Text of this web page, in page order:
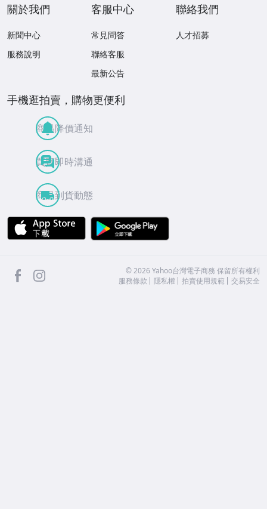
關於我們
新聞中心
服務說明
客服中心
常見問答
聯絡客服
最新公告
聯絡我們
人才招募
手機逛拍賣，購物更便利
商品降價通知
買賣即時溝通
商品到貨動態
APP Store
facebook ©2026 Yahoo台灣電子商務 保留所有權利
服務條款
隱私權 拍賣使用規範 交易安全